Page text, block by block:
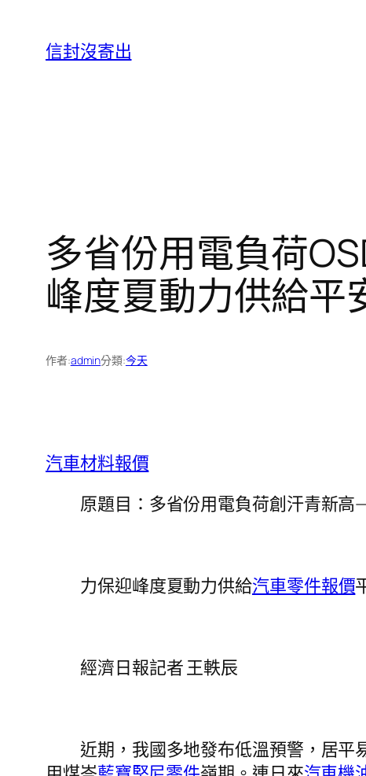
信封沒寄出
多省份用電負荷
峰度夏動力供給平
作者:admin分類:今天
汽車材料報價
原題目：多省份用電負荷創汗青新高
力保迎峰度夏動力供給汽車零件報價
經濟日報記者 王軼辰
近期，我國多地發布低溫預警，居